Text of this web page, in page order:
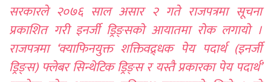
सरकारले २०७६ साल असार २ गते राजपत्रमा सूचना
प्रकाशित गरी इनर्जी ड्रिङ्सको आयातमा रोक लगायो ।
राजपत्रमा ‘क्याफिनयुक्त शक्तिवद्र्धक पेय पदार्थ (इनर्जी
ड्रिङ्स) फ्लेबर सिन्थेटिक ड्रिङ्स र यस्तै प्रकारका पेय पदार्थ’